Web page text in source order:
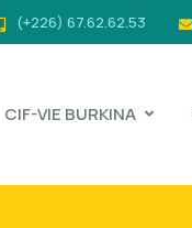
(+226) 67.62.62.53
CIF-VIE BURKINA